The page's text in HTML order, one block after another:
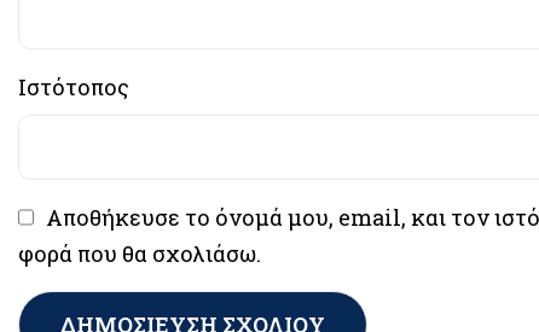
Ιστότοπος
Αποθήκευσε το όνομά μου, email, και τον
φορά που θα σχολιάσω.